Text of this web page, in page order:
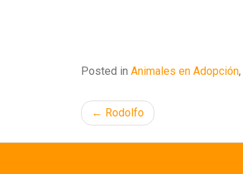
Posted in Animales en Adopción,
Navegación
de
Rodolfo